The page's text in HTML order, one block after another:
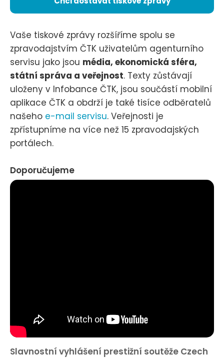
Vaše tiskové zprávy rozšíříme spolu se
zpravodajstvím ČTK uživatelům agenturního
servisu jako jsou média, ekonomická sféra,
státní správa a veřejnost. Texty zůstávají
uloženy v Infobance ČTK, jsou součástí mobilní
aplikace ČTK a obdrží je také tisíce odběratelů
našeho e-mail servisu. Veřejnosti je
zpřístupníme na více než 15 zpravodajských
portálech.
Doporučujeme
Slavnostní vyhlášení prestižní soutěže Czech